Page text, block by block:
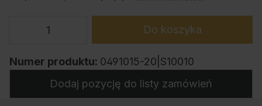
Do koszyka
Numer produktu: 0491015-20|S10010
Dodaj pozycję do listy zamówień